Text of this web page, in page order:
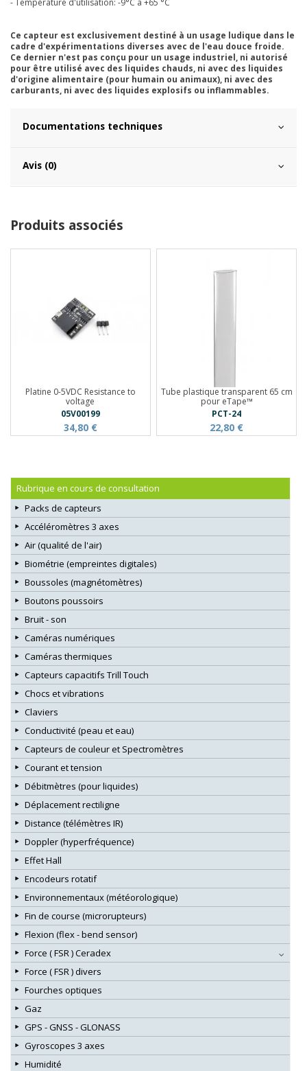
Ce capteur est exclusivement destiné à un usage ludique dans le
cadre d'expérimentations diverses avec de l'eau douce froide.
Ce dernier n'est pas conçu pour un usage industriel, ni autorisé
pour être utilisé avec des liquides chauds, ni avec des liquides
d'origine alimentaire (pour humain ou animaux), ni avec des
carburants, ni avec des liquides explosifs ou inflammables.
Documentations techniques
Avis (0)
Produits associés
Platine 0-5VDC Resistance to
voltage
05V00199
34,80 €
Tube plastique transparent 65 cm
pour eTape­­™
PCT-24
22,80 €
Rubrique en cours de consultation
Packs de capteurs
Accéléromètres 3 axes
Air (qualité de l'air)
Biométrie (empreintes digitales)
Boussoles (magnétomètres)
Boutons poussoirs
Bruit - son
Caméras numériques
Caméras thermiques
Capteurs capacitifs Trill Touch
Chocs et vibrations
Claviers
Conductivité (peau et eau)
Capteurs de couleur et Spectromètres
Courant et tension
Débitmètres (pour liquides)
Déplacement rectiligne
Distance (télémètres IR)
Doppler (hyperfréquence)
Effet Hall
Encodeurs rotatif
Environnementaux (météorologique)
Fin de course (microrupteurs)
Flexion (flex - bend sensor)
Force ( FSR ) Ceradex
Force ( FSR ) divers
Fourches optiques
Gaz
GPS - GNSS - GLONASS
Gyroscopes 3 axes
Humidité